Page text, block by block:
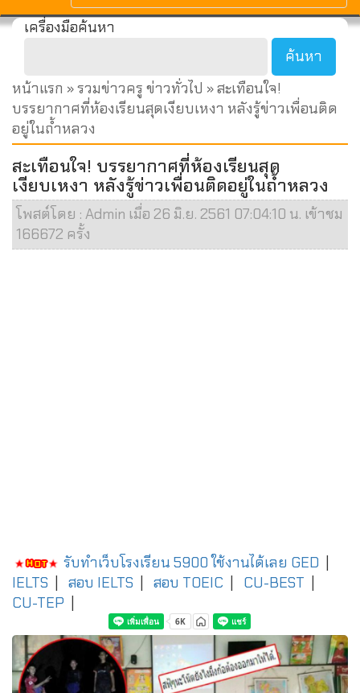
เครื่องมือค้นหา
หน้าแรก »รวมข่าวครู ข่าวทั่วไป » สะเทือนใจ!
บรรยากาศที่ห้องเรียนสุดเงียบเหงา หลังรู้ข่าวเพื่อนติด
อยู่ในถ้ำหลวง
สะเทือนใจ! บรรยากาศที่ห้องเรียนสุด
เงียบเหงา หลังรู้ข่าวเพื่อนติดอยู่ในถ้ำหลวง
โพสต์โดย : Admin เมื่อ 26 มิ.ย. 2561 07:04:10 น. เข้าชม
166672 ครั้ง
รับทำเว็บโรงเรียน 5900 ใช้งานได้เลย GED
IELTS
สอบ IELTS สอบ TOEIC CU-BEST
CU-TEP